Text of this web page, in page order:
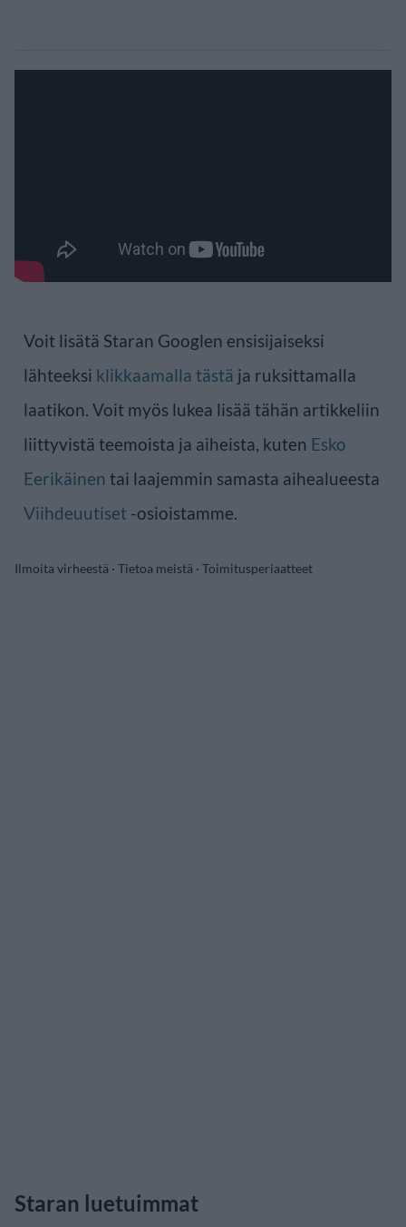
Voit lisätä Staran Googlen ensisijaiseksi
lähteeksi klikkaamalla tästä ja ruksittamalla
laatikon. Voit myös lukea lisää tähän artikkeliin
liittyvistä teemoista ja aiheista, kuten Esko
Eerikäinen tai laajemmin samasta aihealueesta
Viihdeuutiset -osioistamme.
Ilmoita virheestä · Tietoa meistä · Toimitusperiaatteet
Staran luetuimmat